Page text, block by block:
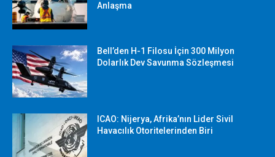
Anlaşma
Bell’den H-1 Filosu İçin 300 Milyon
Dolarlık Dev Savunma Sözleşmesi
ICAO: Nijerya, Afrika’nın Lider Sivil
Havacılık Otoritelerinden Biri